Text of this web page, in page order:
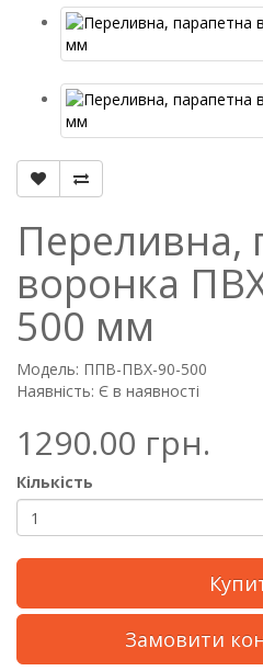
Переливна,
воронка
500 мм
Модель: ППВ-ПВХ-90-500
Наявність: Є в наявності
1290.00 грн.
Кількість
Замовити